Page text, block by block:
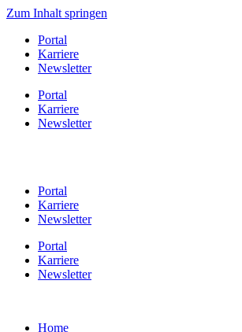
Zum Inhalt springen
Portal
Karriere
Newsletter
Portal
Karriere
Newsletter
Portal
Karriere
Newsletter
Portal
Karriere
Newsletter
Home